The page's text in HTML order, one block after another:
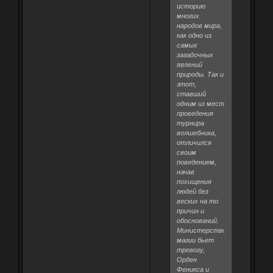
историю
многих
народов мира,
как одно из
самых
загадочных
явлений
природы. Так и
этот,
ставший
одним из мест
проведения
турнира
волшебника,
отличился
своим
поведением,
начав
похищения
людей без
веских на то
причин и
обоснований.
Министерство
магии бьет
тревогу,
Орден
Феникса и